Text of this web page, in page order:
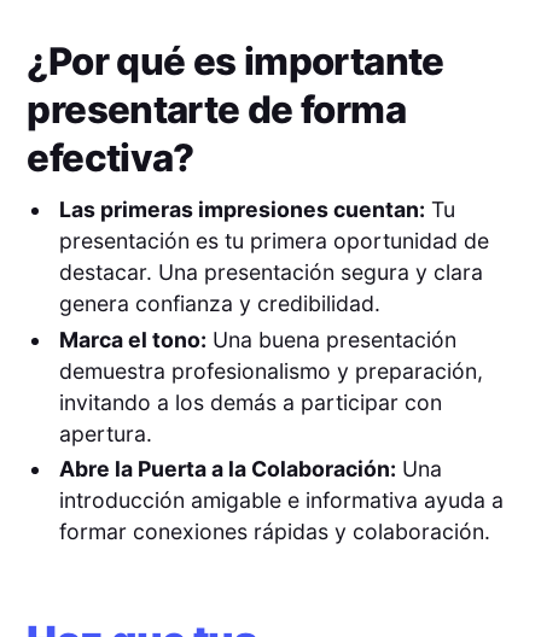
¿Por qué es importante
presentarte de forma
efectiva?
Las primeras impresiones cuentan: Tu
presentación es tu primera oportunidad de
destacar. Una presentación segura y clara
genera confianza y credibilidad.
Marca el tono: Una buena presentación
demuestra profesionalismo y preparación,
invitando a los demás a participar con
apertura.
Abre la Puerta a la Colaboración: Una
introducción amigable e informativa ayuda a
formar conexiones rápidas y colaboración.